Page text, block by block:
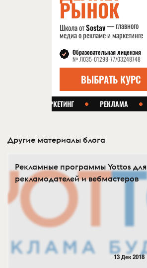
Другие материалы блога
Рекламные программы Yottos для
рекламодателей и вебмастеров
13 Дек 2018